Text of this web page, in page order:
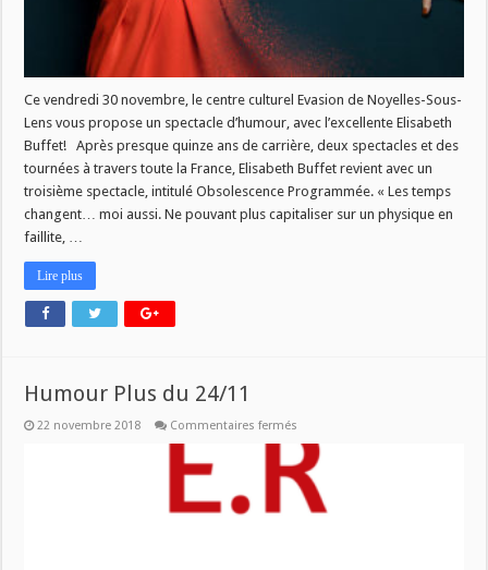
Ce vendredi 30 novembre, le centre culturel Evasion de Noyelles-Sous-
Lens vous propose un spectacle d’humour, avec l’excellente Elisabeth
Buffet! Après presque quinze ans de carrière, deux spectacles et des
tournées à travers toute la France, Elisabeth Buffet revient avec un
troisième spectacle, intitulé Obsolescence Programmée. « Les temps
changent… moi aussi. Ne pouvant plus capitaliser sur un physique en
faillite, …
Lire plus
Humour Plus du 24/11
22 novembre 2018 Commentaires fermés
Plus
du
24/11